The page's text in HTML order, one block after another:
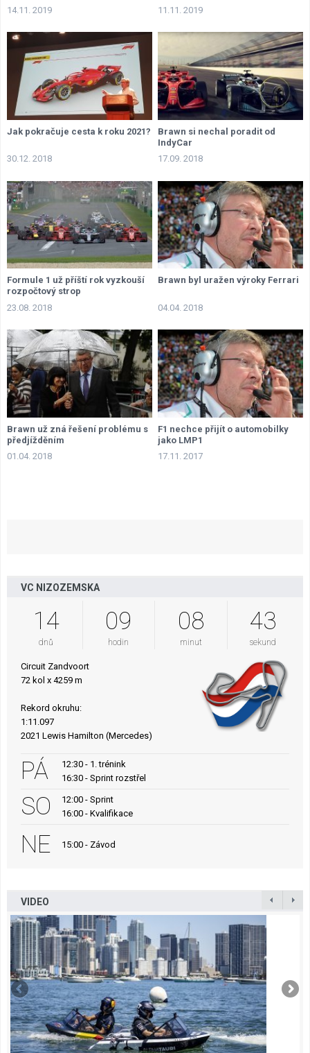
14.11. 2019
11.11. 2019
Jak pokračuje cesta k roku 2021?
30.12. 2018
Brawn si nechal poradit od
IndyCar
17.09. 2018
Formule 1 už příští rok vyzkouší
rozpočtový strop
23.08. 2018
Brawn byl uražen výroky Ferrari
04.04. 2018
Brawn už zná řešení problému s
předjížděním
01.04. 2018
F1 nechce přijít o automobilky
jako LMP1
17.11. 2017
VC NIZOZEMSKA
14
dnů
09
hodin
08
minut
42
sekund
Circuit Zandvoort
72 kol x 4259 m
Rekord okruhu:
1:11.097
2021 Lewis Hamilton (Mercedes)
PÁ
12:30 - 1. trénink
16:30 - Sprint rozstřel
SO
12:00 - Sprint
16:00 - Kvalifikace
NE 15:00 - Závod
VIDEO